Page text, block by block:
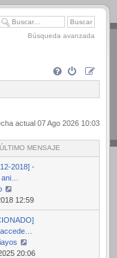
Búsqueda avanzada
actual 07 Ago 2026 10:03
ÚLTIMO MENSAJE
2018] -
12:59
20:06